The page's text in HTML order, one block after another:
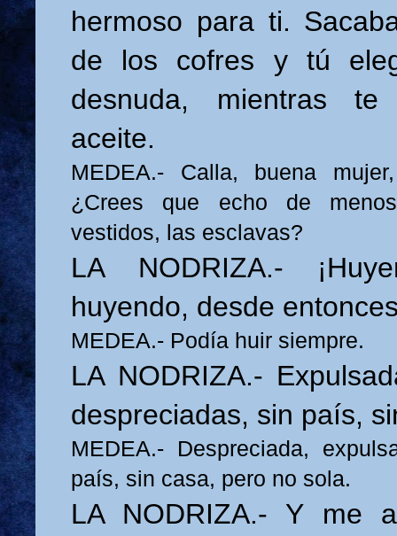
hermoso para ti.
de los cofres y tú
desnuda, mientras
aceite.
MEDEA.- Calla, buena
¿Crees que echo de
vestidos, las esclavas?
LA NODRIZA.-
huyendo, desde
MEDEA.- Podía huir siempre.
LA NODRIZA.-
despreciadas, sin país,
MEDEA.- Despreciada,
país, sin casa, pero no sola.
LA NODRIZA.- Y me